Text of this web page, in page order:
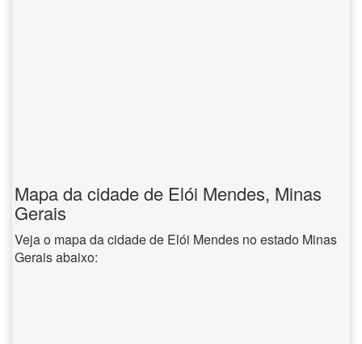
Mapa da cidade de Elói Mendes, Minas
Gerais
Veja o mapa da cidade de Elói Mendes no estado Minas
Gerais abaixo: